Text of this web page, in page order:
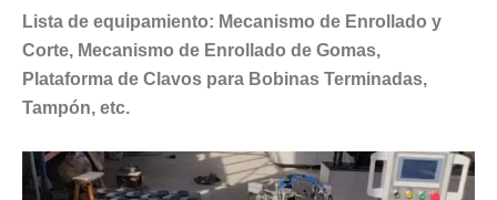
Lista de equipamiento: Mecanismo de Enrollado y
Corte, Mecanismo de Enrollado de Gomas,
Plataforma de Clavos para Bobinas Terminadas,
Tampón, etc.